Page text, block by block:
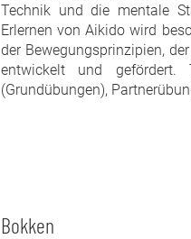
Technik und die mentale
Erlernen von Aikido wird
der Bewegungsprinzipien,
entwickelt und gefördert.
(Grundübungen),
Bokken